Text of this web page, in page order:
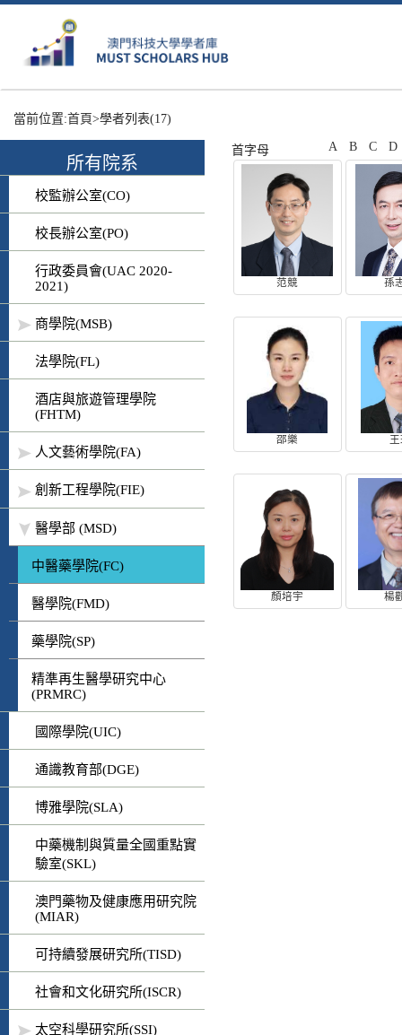
當前位置:首頁>學者列表(17)
所有院系
校監辦公室(CO)
校長辦公室(PO)
行政委員會(UAC 2020-
2021)
商學院(MSB)
法學院(FL)
酒店與旅遊管理學院
(FHTM)
人文藝術學院(FA)
創新工程學院(FIE)
醫學部 (MSD)
中醫藥學院(FC)
醫學院(FMD)
藥學院(SP)
精準再生醫學研究中心
(PRMRC)
國際學院(UIC)
通識教育部(DGE)
博雅學院(SLA)
中藥機制與質量全國重點實
驗室(SKL)
澳門藥物及健康應用研究院
(MIAR)
可持續發展研究所(TISD)
社會和文化研究所(ISCR)
太空科學研究所(SSI)
首字母 A B C D
范競 孫
邵樂
顏培宇 楊